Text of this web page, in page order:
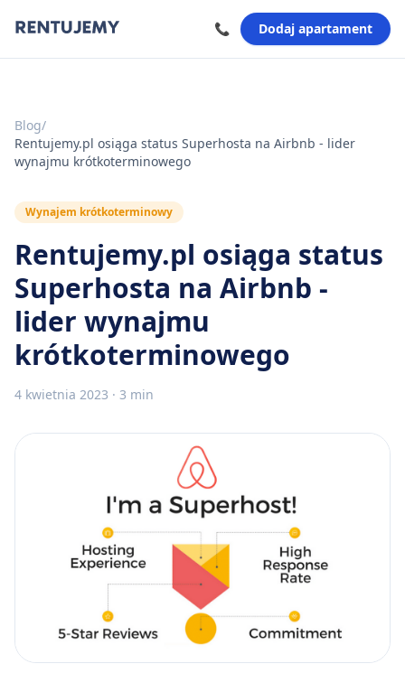
📞 Dodaj apartament
Blog/
Rentujemy.pl osiąga status Superhosta na Airbnb - lider
wynajmu krótkoterminowego
Wynajem krótkoterminowy
Rentujemy.pl osiąga status
Superhosta na Airbnb -
lider wynajmu
krótkoterminowego
4 kwietnia 2023 · 3 min